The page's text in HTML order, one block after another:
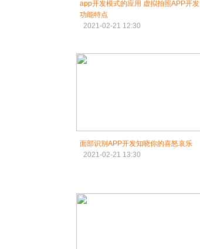
app开发模式的应用 虚拟拍照APP开发
功能特点
2021-02-21 12:30
面部识别APP开发知晓你的喜怒哀乐
2021-02-21 13:30